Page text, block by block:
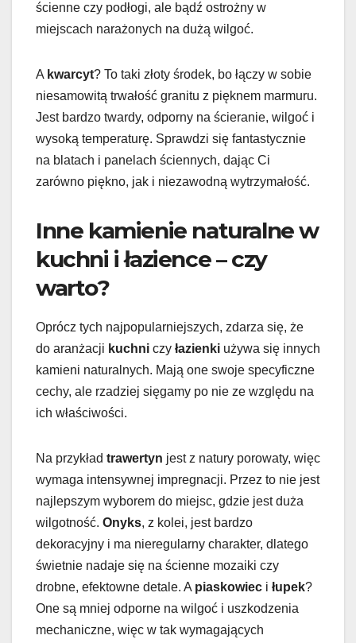
ścienne czy podłogi, ale bądź ostrożny w
miejscach narażonych na dużą wilgoć.
A kwarcyt? To taki złoty środek, bo łączy w sobie
niesamowitą trwałość granitu z pięknem marmuru.
Jest bardzo twardy, odporny na ścieranie, wilgoć i
wysoką temperaturę. Sprawdzi się fantastycznie
na blatach i panelach ściennych, dając Ci
zarówno piękno, jak i niezawodną wytrzymałość.
Inne kamienie naturalne w
kuchni i łazience – czy
warto?
Oprócz tych najpopularniejszych, zdarza się, że
do aranżacji kuchni czy łazienki używa się innych
kamieni naturalnych. Mają one swoje specyficzne
cechy, ale rzadziej sięgamy po nie ze względu na
ich właściwości.
Na przykład trawertyn jest z natury porowaty, więc
wymaga intensywnej impregnacji. Przez to nie jest
najlepszym wyborem do miejsc, gdzie jest duża
wilgotność. Onyks, z kolei, jest bardzo
dekoracyjny i ma nieregularny charakter, dlatego
świetnie nadaje się na ścienne mozaiki czy
drobne, efektowne detale. A piaskowiec i łupek?
One są mniej odporne na wilgoć i uszkodzenia
mechaniczne, więc w tak wymagających